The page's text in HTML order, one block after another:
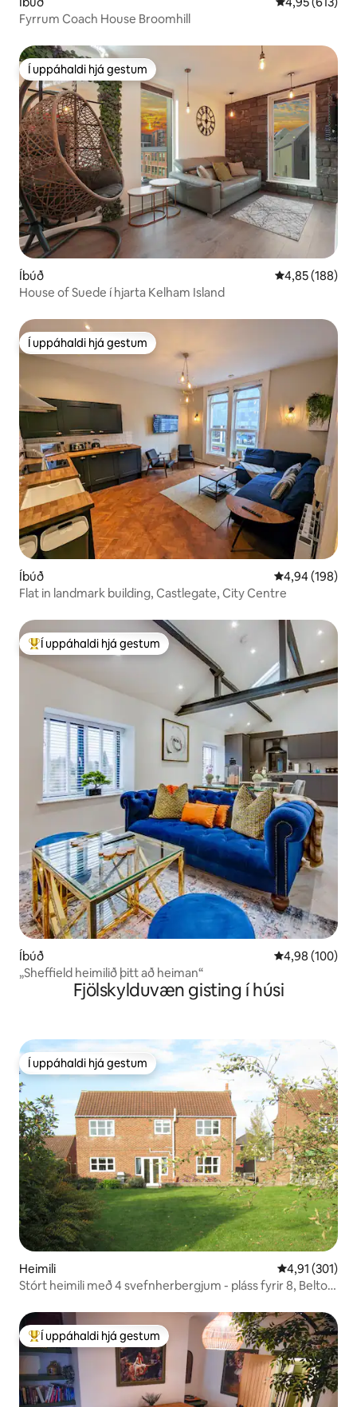
Fyrrum Coach House Broomhill
Í uppáhaldi hjá gestum
Í uppáhaldi hjá gestum
Íbúð 4,85 af 5 í
4,85 (188)
House of Suede í hjarta Kelham Island
Í uppáhaldi hjá gestum
Í uppáhaldi hjá gestum
Íbúð 4,94 af 5 í
4,94 (198)
Flat in landmark building, Castlegate, City Centre
Í mestu uppáhaldi hjá gestum
Í uppáhaldi hjá gestum
Íbúð 4,98 af 5 í
4,98 (100)
„Sheffield heimilið þitt að heiman“
Fjölskylduvæn gisting í húsi
Í uppáhaldi hjá gestum
Í uppáhaldi hjá gestum
Heimili 4,91 af 5 í
4,91 (301)
Stórt heimili með 4 svefnherbergjum - pláss fyrir 8, Belton,
Í mestu uppáhaldi hjá gestum
Í uppáhaldi hjá gestum